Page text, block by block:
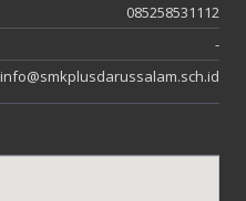
085258531112
-
info@smkplusdarussalam.sch.id